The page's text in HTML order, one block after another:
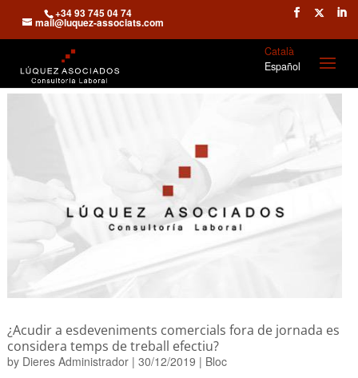
+34 93 745 04 74
mail@luquez-associats.com
Català
Español
¿Acudir a esdeveniments comercials fora de jornada es
considera temps de treball efectiu?
by Dieres Administrador| 30/12/2019 | Bloc